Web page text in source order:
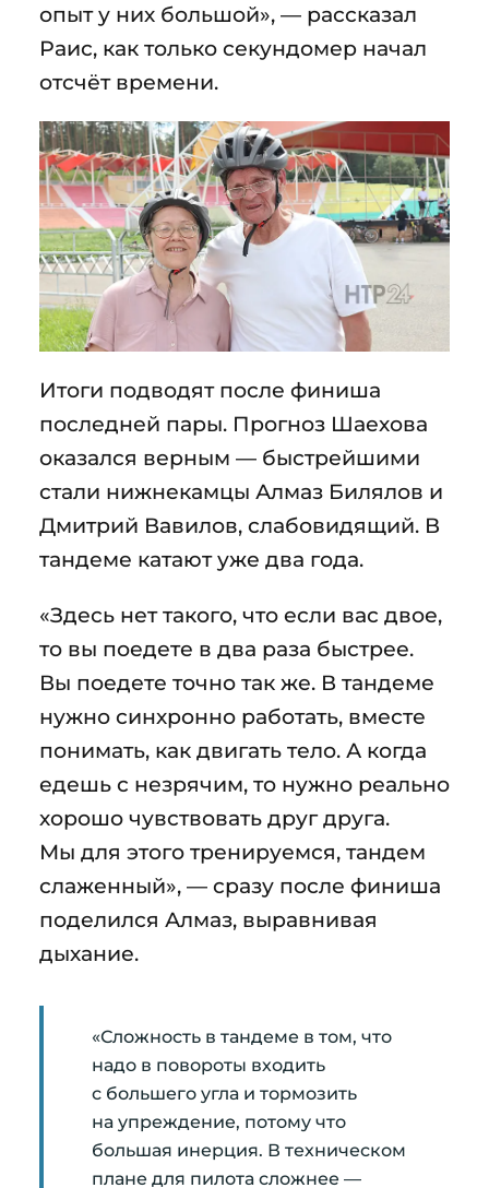
опыт у них большой», — рассказал
Раис, как только секундомер начал
отсчёт времени.
Итоги подводят после финиша
последней пары. Прогноз Шаехова
оказался верным — быстрейшими
стали нижнекамцы Алмаз Билялов и
Дмитрий Вавилов, слабовидящий. В
тандеме катают уже два года.
«Здесь нет такого, что если вас двое,
то вы поедете в два раза быстрее.
Вы поедете точно так же. В тандеме
нужно синхронно работать, вместе
понимать, как двигать тело. А когда
едешь с незрячим, то нужно реально
хорошо чувствовать друг друга.
Мы для этого тренируемся, тандем
слаженный», — сразу после финиша
поделился Алмаз, выравнивая
дыхание.
«Сложность в тандеме в том, что
надо в повороты входить
с большего угла и тормозить
на упреждение, потому что
большая инерция. В техническом
плане для пилота сложнее —